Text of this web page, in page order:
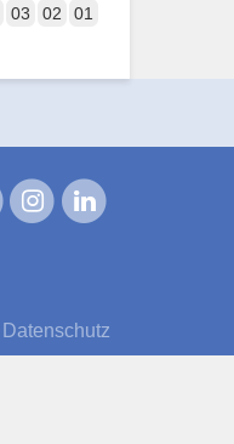
03 02
01
Datenschutz